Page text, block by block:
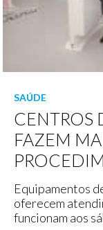
SAÚDE
CENTROS
FAZEM
Equipamentos
oferecem
funcionam aos